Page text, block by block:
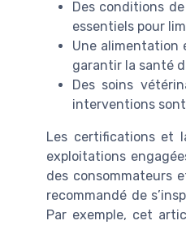
Des conditions
essentiels pour
Une alimentation
garantir la santé
Des soins
interventions
Les certifications et
exploitations
des consommateurs
recommandé de
Par exemple, cet